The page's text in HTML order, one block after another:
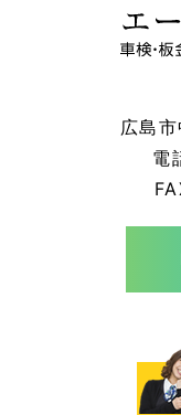
広島
電